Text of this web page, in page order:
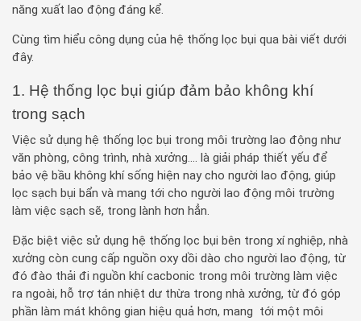
năng xuất lao động đáng kể.
Cùng tìm hiểu công dụng của hệ thống lọc bụi qua bài viết dưới
đây.
1. Hệ thống lọc bụi giúp đảm bảo không khí
trong sạch
Việc sử dụng hệ thống lọc bụi trong môi trường lao động như
văn phòng, công trình, nhà xưởng…. là giải pháp thiết yếu để
bảo vệ bầu không khí sống hiện nay cho người lao động, giúp
lọc sạch bụi bẩn và mang tới cho người lao động môi trường
làm việc sạch sẽ, trong lành hơn hẳn.
Đặc biệt việc sử dụng hệ thống lọc bụi bên trong xí nghiệp, nhà
xưởng còn cung cấp nguồn oxy dồi dào cho người lao động, từ
đó đào thải đi nguồn khí cacbonic trong môi trường làm việc
ra ngoài, hỗ trợ tán nhiệt dư thừa trong nhà xưởng, từ đó góp
phần làm mát không gian hiệu quả hơn, mang tới một môi